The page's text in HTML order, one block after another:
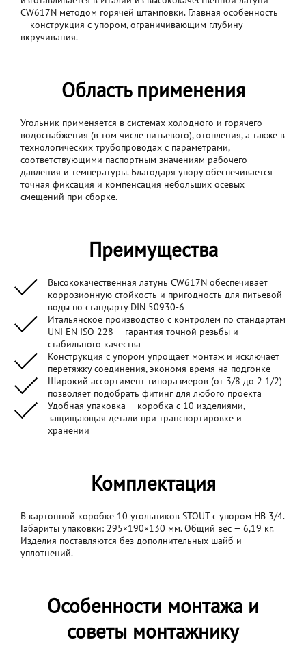
CW617N методом горячей штамповки. Главная особенность
— конструкция с упором, ограничивающим глубину
вкручивания.
Область применения
Угольник применяется в системах холодного и горячего
водоснабжения (в том числе питьевого), отопления, а также в
технологических трубопроводах с параметрами,
соответствующими паспортным значениям рабочего
давления и температуры. Благодаря упору обеспечивается
точная фиксация и компенсация небольших осевых
смещений при сборке.
Преимущества
Высококачественная латунь CW617N обеспечивает
коррозионную стойкость и пригодность для питьевой
воды по стандарту DIN 50930-6
Итальянское производство с контролем по стандартам
UNI EN ISO 228 — гарантия точной резьбы и
стабильного качества
Конструкция с упором упрощает монтаж и исключает
перетяжку соединения, экономя время на подгонке
Широкий ассортимент типоразмеров (от 3/8 до 2 1/2)
позволяет подобрать фитинг для любого проекта
Удобная упаковка — коробка с 10 изделиями,
защищающая детали при транспортировке и
хранении
Комплектация
В картонной коробке 10 угольников STOUT с упором НВ 3/4.
Габариты упаковки: 295×190×130 мм. Общий вес — 6,19 кг.
Изделия поставляются без дополнительных шайб и
уплотнений.
Особенности монтажа и
советы монтажнику